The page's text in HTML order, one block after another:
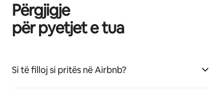
Përgjigje
për pyetjet e tua
Si të filloj si pritës në Airbnb?